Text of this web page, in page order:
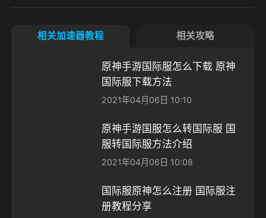
相关加速器教程 相关攻略
原神手游国际服怎么下载 原神
国际服下载方法
2021年04月06日 10:10
原神手游国服怎么转国际服 国
服转国际服方法介绍
2021年04月06日 10:08
国际服原神怎么注册 国际服注
册教程分享